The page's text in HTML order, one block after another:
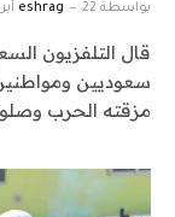
بواسطة eshrag 22 أبريل، 2023
قال التلفزيون
سعوديين
مزقته الحرب